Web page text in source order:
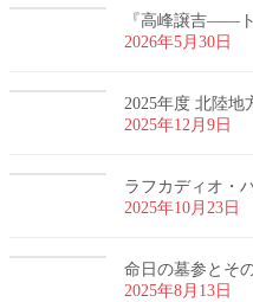
『高峰譲吉――
2026年5月30日
2025年度 北陸地
2025年12月9日
ラフカディオ・
2025年10月23日
命日の墓参とそ
2025年8月13日